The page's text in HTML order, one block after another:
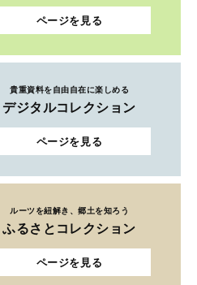
ページを見る
貴重資料を自由自在に楽しめる
デジタルコレクション
ページを見る
ルーツを紐解き、郷土を知ろう
ふるさとコレクション
ページを見る